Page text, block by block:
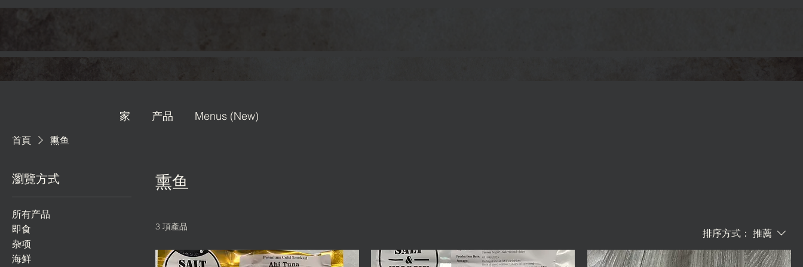
家 产品 Menus (New)
首頁 熏鱼
瀏覽方式
所有产品
即食
杂项
海鲜
熏鱼
3 項產品
排序方式： 推薦